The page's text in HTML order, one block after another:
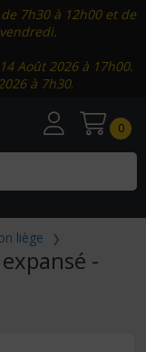
7h30 à 12h00 et de
Août 2026 à 17h00.
à 7h30.
0
liège
-